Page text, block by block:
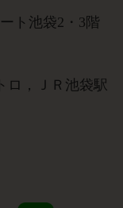
ト池袋2・3階
ロ，ＪＲ池袋駅